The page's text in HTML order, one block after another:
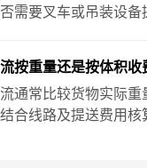
需要叉车或吊装设备
按重量还是按体积收
通常比较货物实际重
合线路及提送费用核